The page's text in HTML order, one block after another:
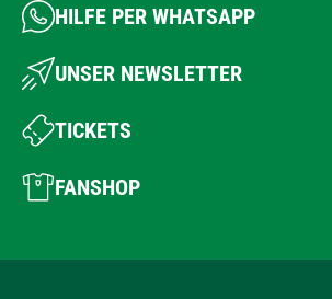
HILFE PER WHATSAPP
UNSER NEWSLETTER
TICKETS
FANSHOP